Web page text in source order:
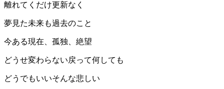
離れてくだけ更新なく
夢見た未来も過去のこと
今ある現在、孤独、絶望
どうせ変わらない戻って何しても
どうでもいいそんな悲しい